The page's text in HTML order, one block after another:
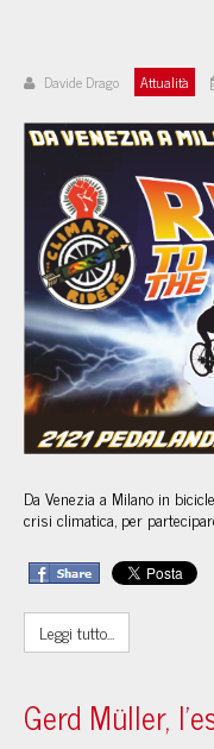
Davide Drago Attualità
Da Venezia a Milano in
crisi climatica, per
Leggi tutto...
Gerd Müller,